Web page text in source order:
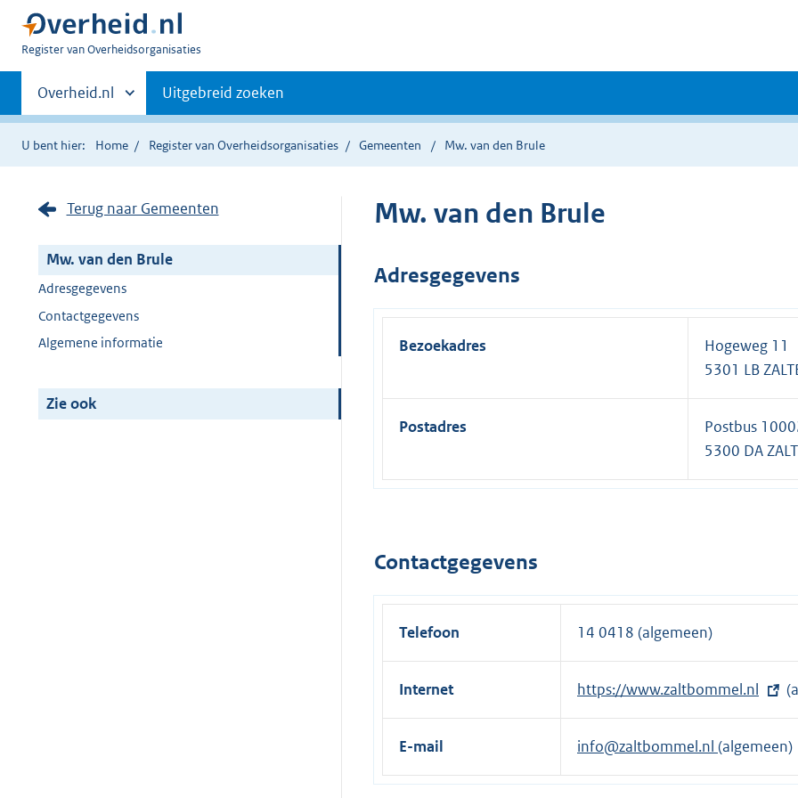
U
Register van Overheidsorganisaties
Primaire
navigatie
Andere
sites
binnen
Overheid.nl Uitgebreid zoeken
U bent hier: Home Register van Overheidsorganisaties Gemeenten Mw. van den Brule
Terug naar Gemeenten
Mw. van den Brule
Adresgegevens
Contactgegevens
Algemene informatie
Zie ook
Mw. van den Brule
Adresgegevens
Bezoekadres
Hogeweg 11
5301 LB
Postadres
Postbus
5300 DA
Contactgegevens
Telefoon 14 0418 (algemeen)
Internet
E
x
t
r
https://www.zaltbommel.nl
E-mail info@zaltbommel.nl (algemeen)